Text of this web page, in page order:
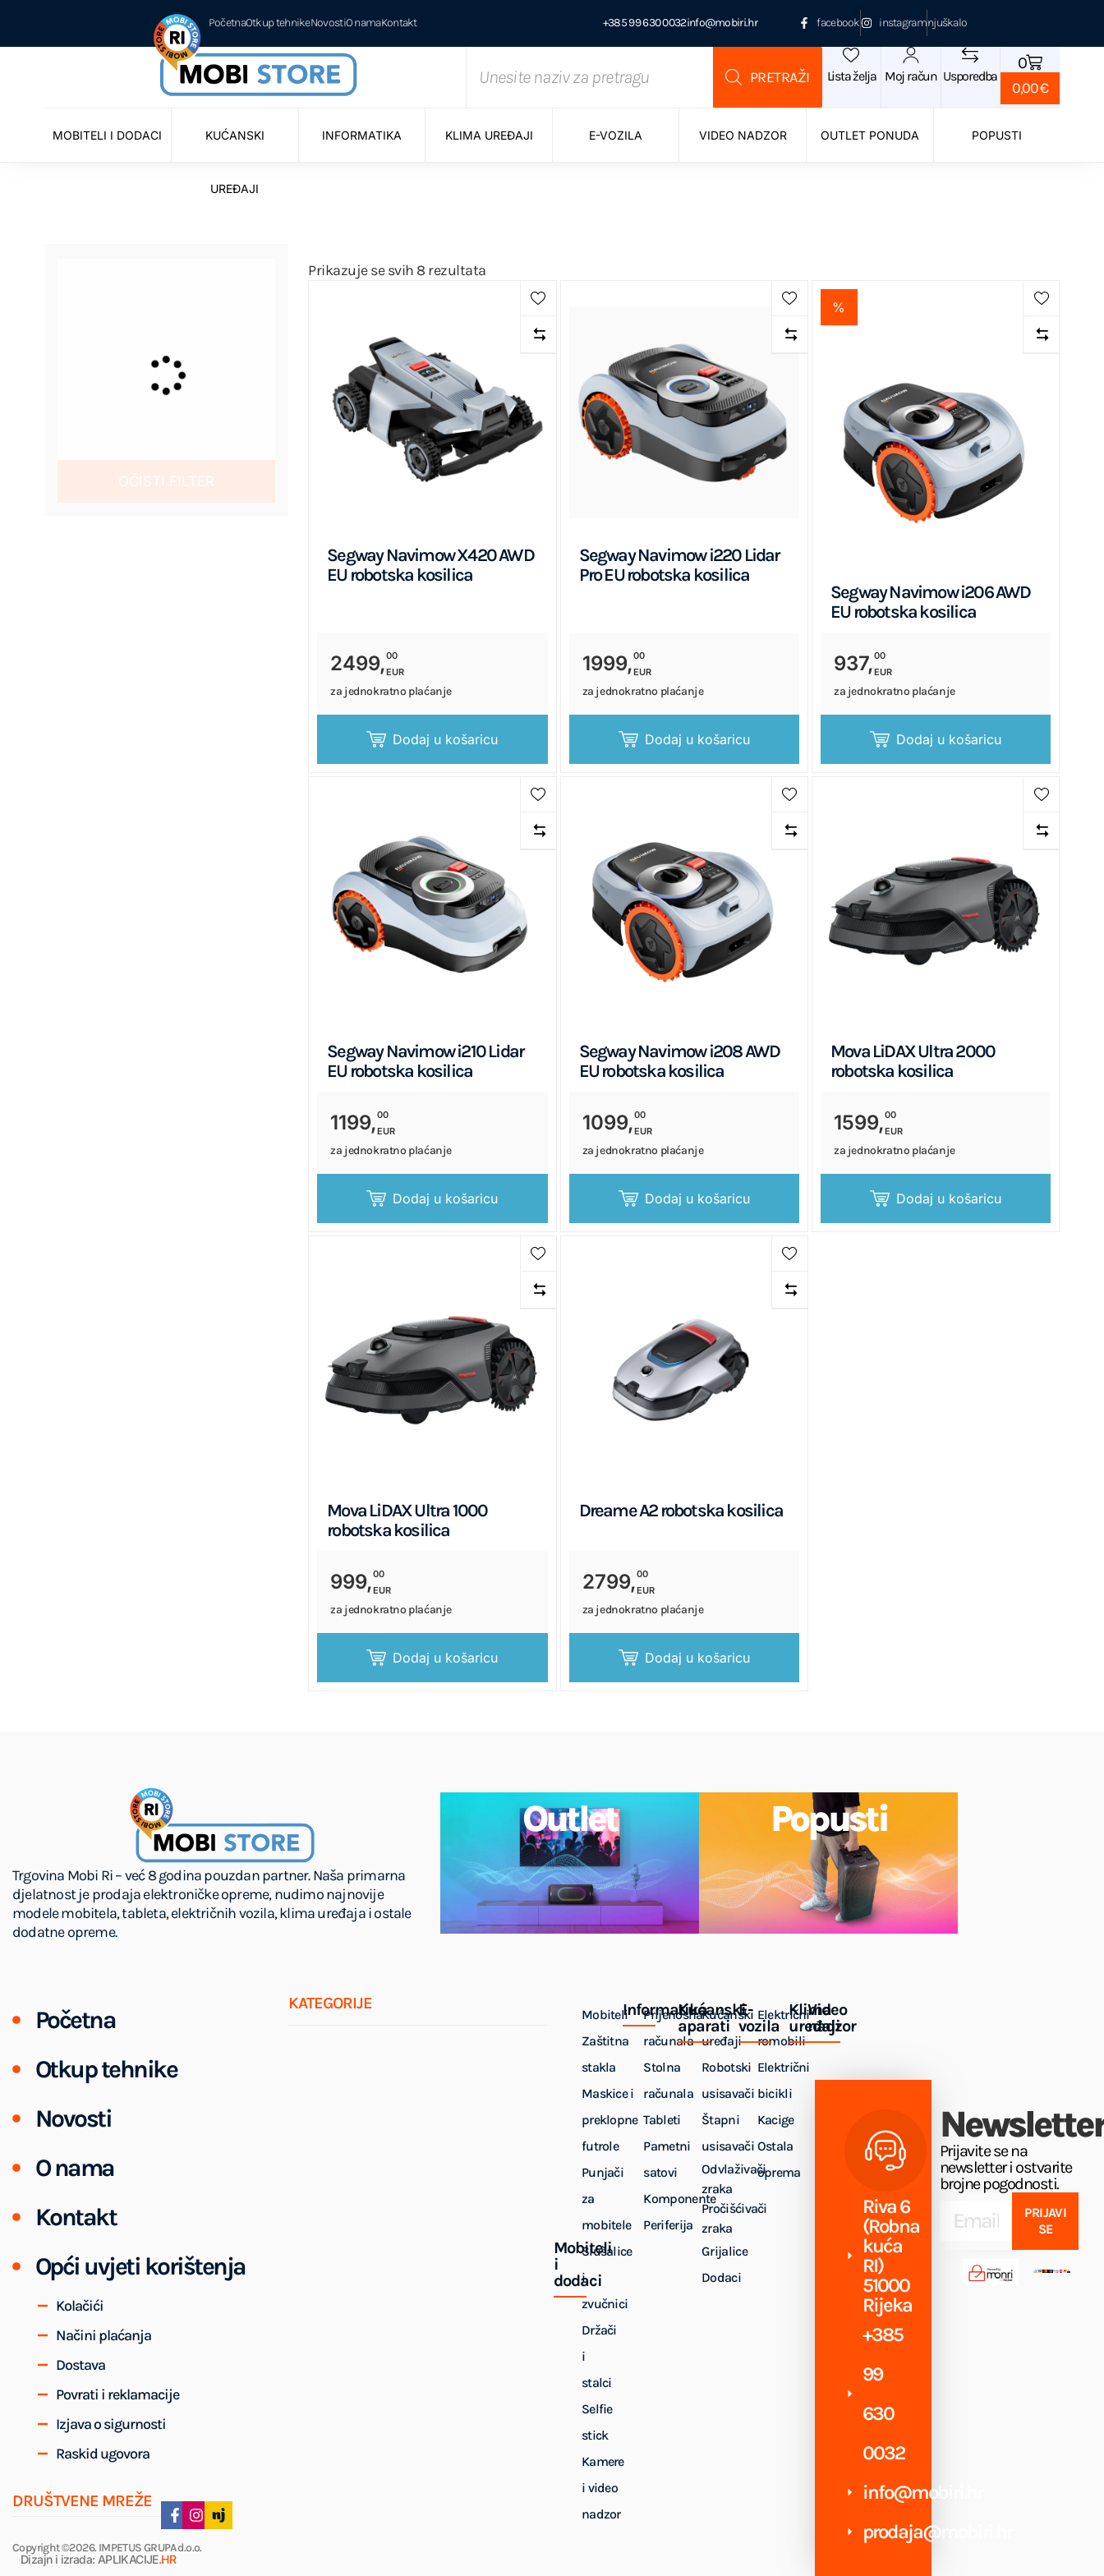
PočetnaOtkup tehnikeNovostiO namaKontakt +385 99 630 0032info@mobiri.hr facebook instagramnjuškalo
Lista želja Moj račun Usporedba
0,00€
0
MOBITELI I DODACI KUĆANSKI
UREĐAJI
INFORMATIKA KLIMA UREĐAJI E-VOZILA VIDEO NADZOR OUTLET PONUDA POPUSTI
OČISTI FILTER
Prikazuje se svih 8 rezultata
Segway Navimow X420 AWD
EU robotska kosilica
2499,00
EUR
za jednokratno plaćanje
Dodaj u košaricu
Segway Navimow i220 Lidar
Pro EU robotska kosilica
1999,00
EUR
za jednokratno plaćanje
Dodaj u košaricu
%
Segway Navimow i206 AWD
EU robotska kosilica
937,00
EUR
za jednokratno plaćanje
Dodaj u košaricu
Segway Navimow i210 Lidar
EU robotska kosilica
1199,00
EUR
za jednokratno plaćanje
Dodaj u košaricu
Segway Navimow i208 AWD
EU robotska kosilica
1099,00
EUR
za jednokratno plaćanje
Dodaj u košaricu
Mova LiDAX Ultra 2000
robotska kosilica
1599,00
EUR
za jednokratno plaćanje
Dodaj u košaricu
Mova LiDAX Ultra 1000
robotska kosilica
999,00
EUR
za jednokratno plaćanje
Dodaj u košaricu
Dreame A2 robotska kosilica
2799,00
EUR
za jednokratno plaćanje
Dodaj u košaricu
Trgovina Mobi Ri – već 8 godina pouzdan partner. Naša primarna
djelatnost je prodaja elektroničke opreme, nudimo najnovije
modele mobitela, tableta, električnih vozila, klima uređaja i ostale
dodatne opreme.
Outlet Popusti
Početna
Otkup tehnike
Novosti
O nama
Kontakt
Opći uvjeti korištenja
Kolačići
Načini plaćanja
Dostava
Povrati i reklamacije
Izjava o sigurnosti
Raskid ugovora
DRUŠTVENE MREŽE
Copyright ©2026. IMPETUS GRUPA d.o.o.
Dizajn i izrada: APLIKACIJE.HR
KATEGORIJE
Mobiteli
i
dodaci
Mobiteli
Zaštitna
stakla
Maskice i
preklopne
futrole
Punjači
za
mobitele
Slušalice
i
zvučnici
Držači
i
stalci
Selfie
stick
Kamere
i video
nadzor
Informatika
Prijenosna
računala
Stolna
računala
Tableti
Pametni
satovi
Komponente
Periferija
Kućanski
aparati
Kućanski
uređaji
Robotski
usisavači
Štapni
usisavači
Odvlaživači
zraka
Pročišćivači
zraka
Grijalice
Dodaci
E-
vozila
Električni
romobili
Električni
bicikli
Kacige
Ostala
oprema
Klima
uređaji
Video
nadzor
Riva 6
(Robna
kuća
RI)
51000
Rijeka
+385
99
630
0032
info@mobiri.hr
prodaja@mobiri.hr
Newsletter
Prijavite se na
newsletter i ostvarite
brojne pogodnosti.
PRIJAVI
SE